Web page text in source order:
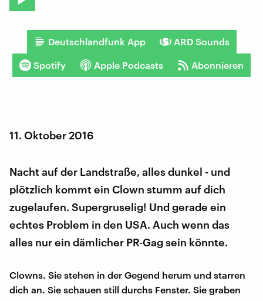
Deutschlandfunk App ARD Sounds
Spotify Apple Podcasts Abonnieren
11. Oktober 2016
Nacht auf der Landstraße, alles dunkel - und
plötzlich kommt ein Clown stumm auf dich
zugelaufen. Supergruselig! Und gerade ein
echtes Problem in den USA. Auch wenn das
alles nur ein dämlicher PR-Gag sein könnte.
Clowns. Sie stehen in der Gegend herum und starren
dich an. Sie schauen still durchs Fenster. Sie graben